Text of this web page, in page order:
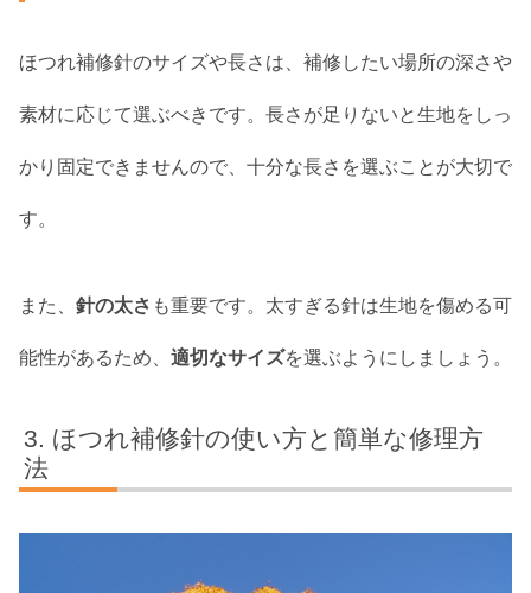
ほつれ補修針のサイズや長さは、補修したい場所の深さや
素材に応じて選ぶべきです。長さが足りないと生地をしっ
かり固定できませんので、十分な長さを選ぶことが大切で
す。
また、 針の太さ も重要です。太すぎる針は生地を傷める可
能性があるため、 適切なサイズを選ぶようにしましょう。
ほつれ補修針の使い方と簡単な修理方
法